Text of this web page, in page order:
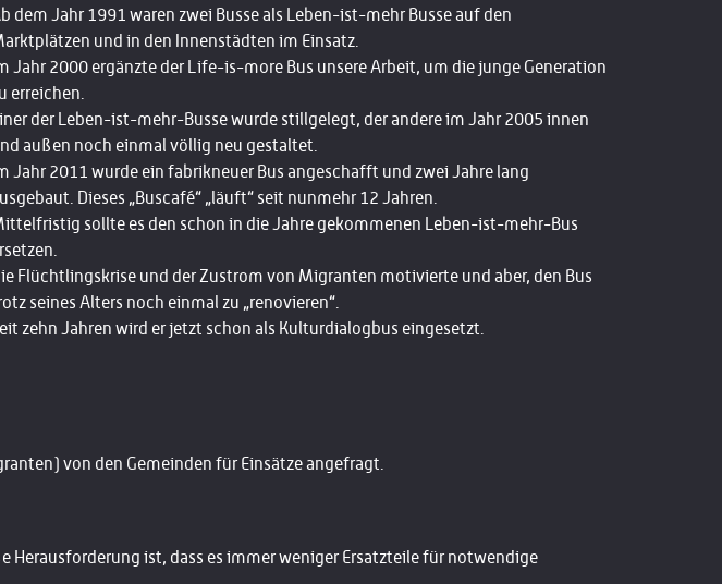
dem Jahr 1991 waren zwei Busse als Leben-ist-mehr Busseauf den
und in den Innenstädten im Einsatz.
Jahr 2000 ergänzte der Life-is-more Bus unsere Arbeit, um die junge Generation
erreichen.
der Leben-ist-mehr-Busse wurde stillgelegt, der andere im Jahr 2005 innen
außen noch einmal völlig neu gestaltet.
Jahr 2011 wurde ein fabrikneuer Bus angeschafft und zwei Jahre lang
Dieses „Buscafé“ „läuft“ seit nunmehr 12 Jahren.
sollte es den schon in die Jahre gekommenen Leben-ist-mehr-Bus
Flüchtlingskrise und der Zustrom von Migranten motivierte und aber, den Bus
seines Alters noch einmal zu „renovieren“.
zehn Jahren wird er jetzt schon als Kulturdialogbus eingesetzt.
von den Gemeinden für Einsätze angefragt.
Herausforderung ist, dass es immer weniger Ersatzteile für notwendige